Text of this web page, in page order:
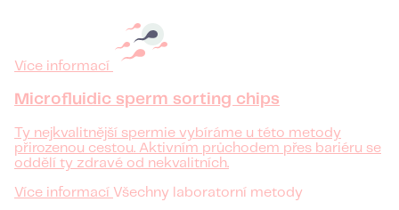
Více informací
Microfluidic sperm sorting chips
Ty nejkvalitnější spermie vybíráme u této metody
přirozenou cestou. Aktivním průchodem přes bariéru se
oddělí ty zdravé od nekvalitních.
Více informací Všechny laboratorní metody